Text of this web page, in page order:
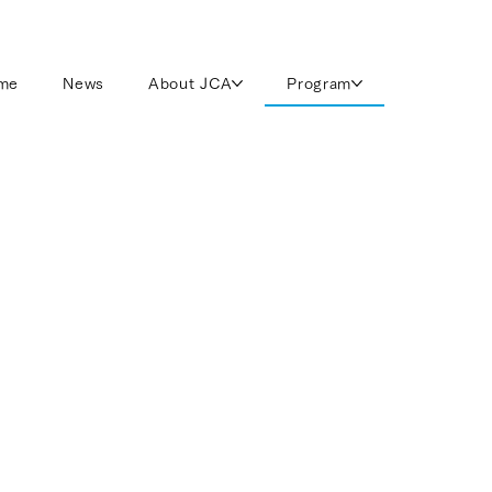
News About JCA Program